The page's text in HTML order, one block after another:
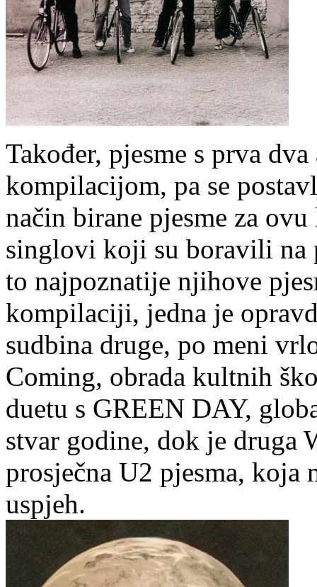
Također, pjesme s prva
kompilacijom, pa se
način birane pjesme za
singlovi koji su boravili na
to najpoznatije njihove
kompilaciji, jedna je
sudbina druge, po meni
Coming, obrada kultnih
duetu s GREEN DAY,
stvar godine, dok je druga
prosječna U2 pjesma, koja
uspjeh.